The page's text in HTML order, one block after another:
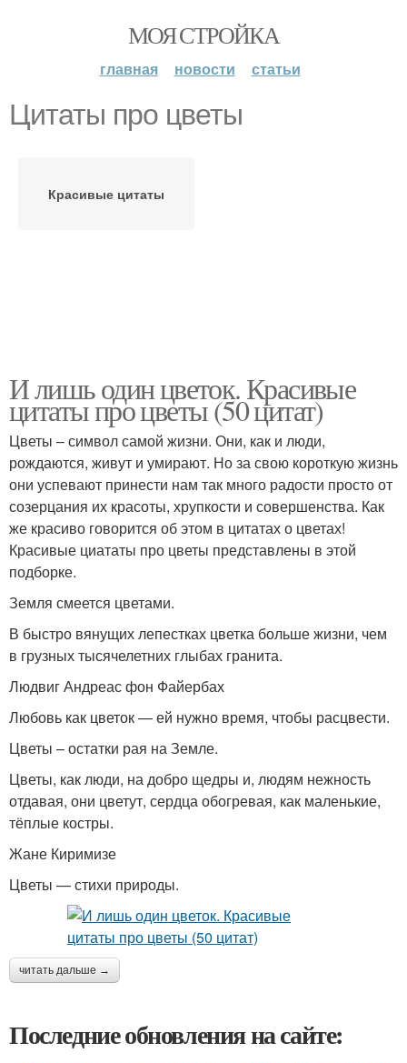
МОЯ СТРОЙКА
главная новости статьи
Цитаты про цветы
Красивые цитаты
И лишь один цветок. Красивые
цитаты про цветы (50 цитат)
Цветы – символ самой жизни. Они, как и люди,
рождаются, живут и умирают. Но за свою короткую жизнь
они успевают принести нам так много радости просто от
созерцания их красоты, хрупкости и совершенства. Как
же красиво говорится об этом в цитатах о цветах!
Красивые циататы про цветы представлены в этой
подборке.
Земля смеется цветами.
В быстро вянущих лепестках цветка больше жизни, чем
в грузных тысячелетних глыбах гранита.
Людвиг Андреас фон Файербах
Любовь как цветок — ей нужно время, чтобы расцвести.
Цветы – остатки рая на Земле.
Цветы, как люди, на добро щедры и, людям нежность
отдавая, они цветут, сердца обогревая, как маленькие,
тёплые костры.
Жане Киримизе
Цветы — стихи природы.
читать дальше →
Последние обновления на сайте: